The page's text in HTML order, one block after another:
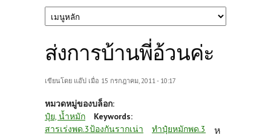
ส่งการบ้านพี่อ้วนค่ะ
เขียนโดย แอ๊ป เมื่อ 15 กรกฎาคม, 2011 - 10:17
หมวดหมู่ของบล็อก:
ปุ๋ย, น้ำหมัก
Keywords:
สารเร่งพด.3ป้องกันรากเน่า
ทำปุ๋ยหมักพด.3
ห